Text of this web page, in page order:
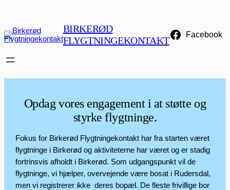
indhold
BIRKERØD
FLYGTNINGEKONTAKT
Facebook
Opdag vores engagement i at støtte og
styrke flygtninge.
Fokus for Birkerød Flygtningekontakt har fra starten været
flygtninge i Birkerød og aktiviteterne har været og er stadig
fortrinsvis afholdt i Birkerød. Som udgangspunkt vil de
flygtninge, vi hjælper, overvejende være bosat i Rudersdal,
men vi registrerer ikke deres bopæl. De fleste frivillige bor